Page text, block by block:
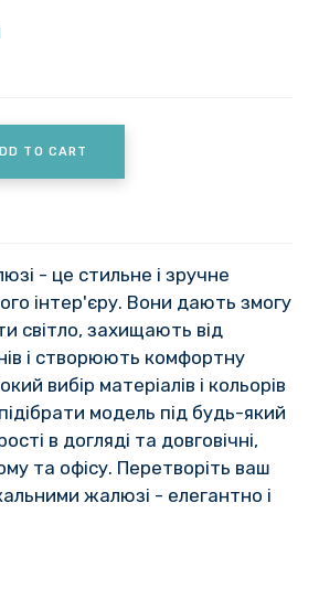
TO CART
- це стильне і зручне
інтер'єру. Вони дають змогу
світло, захищають від
і створюють комфортну
вибір матеріалів і кольорів
модель під будь-який
в догляді та довговічні,
та офісу. Перетворіть ваш
жалюзі - елегантно і